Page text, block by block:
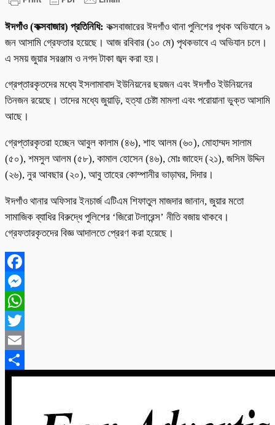
ঈদগাঁও (কক্সবাজার) প্রতিনিধি: কক্সবাজারের ঈদগাঁও থানা পুলিশের পৃথক অভিযানে ৯
জন আসামি গ্রেফতার হয়েছে। আজ রবিবার (১০ মে) পৃথকভাবে এ অভিযান চলে।
এ সময় জুয়ার সরঞ্জাম ও নগদ টাকা জব্দ করা হয়।
গ্রেপ্তারকৃতদের মধ্যে ইসলামাবাদ ইউনিয়নের ছয়জন এবং ঈদগাঁও ইউনিয়নের
তিনজন রয়েছে। তাদের মধ্যে জুয়াড়ি, হত্যা চেষ্টা মামলা এবং পরোয়ানা ভুক্ত আসামি
আছে।
গ্রেপ্তারকৃতরা হচ্ছেন আবুল কালাম (৪৬), শাহ আলম (৬০), মোহাম্মদ সালাম
(৫০), শমসুল আলম (৫৮), কামাল হোসেন (৪৬), মোঃ জাহেদ (২১), জসিম উদ্দিন
(২৬), নুর আবছার (২০), আবু তাহের কোম্পানীর ভাড়াঘর, দিদার।
ঈদগাঁও থানার অফিসার ইনচার্জ এটিএম শিফাতুল মাজদার জানান, জুয়ার মতো
সামাজিক ব্যাধির বিরুদ্ধে পুলিশের ‘জিরো টলারেন্স’ নীতি বজায় থাকবে।
গ্রেফতারকৃতদের বিজ্ঞ আদালতে প্রেরণ করা হয়েছে।
Facebook
Messenger
WhatsApp
Twitter
Email
Share